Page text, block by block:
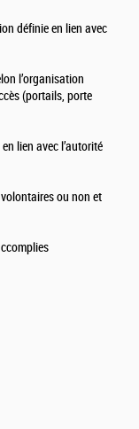
définie en lien avec
l’organisation
(portails, porte
lien avec l’autorité
ou non et